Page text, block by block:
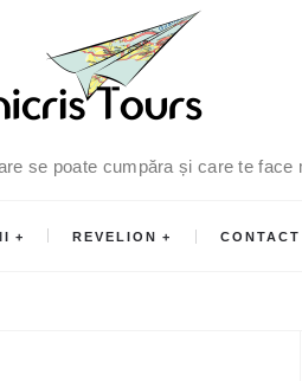
se poate cumpăra și care te face
REVELION CONTACT